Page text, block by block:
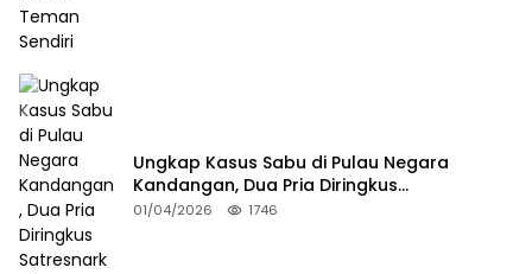
Ungkap Kasus Sabu di Pulau Negara
Kandangan, Dua Pria Diringkus
Satresnarkoba HSS
01/04/2026 1746